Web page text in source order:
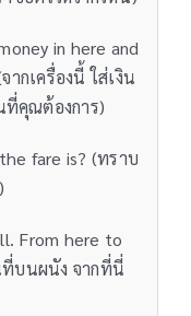
in here and
กเครื่องนี้ ใส่เงิน
คุณต้องการ)
fare is? (ทราบ
From here to
บนผนัง จากที่นี่